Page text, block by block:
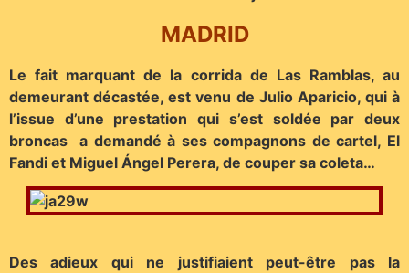
MADRID
Le fait marquant de la corrida de Las Ramblas, au
demeurant décastée, est venu de Julio Aparicio, qui à
l’issue d’une prestation qui s’est soldée par deux
broncas a demandé à ses compagnons de cartel, El
Fandi et Miguel Ángel Perera, de couper sa coleta…
Des adieux qui ne justifiaient peut-être pas la